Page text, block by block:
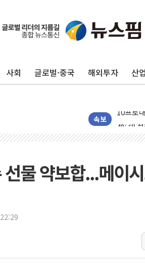
사회 글로벌·중국 해외투자 산업
속보
개인사
지적
고객 탓
파주 쇼
4%대
이성훈
에이루
[뉴스핌
인천공
해군,
여권
[단독]
중국 최
물 약보합...메이